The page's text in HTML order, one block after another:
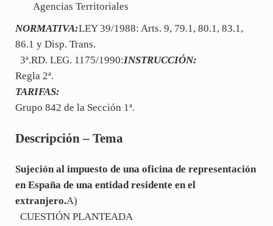
Agencias Territoriales
NORMATIVA:LEY 39/1988: Arts. 9, 79.1, 80.1, 83.1,
86.1 y Disp. Trans.
3ª.RD. LEG. 1175/1990:INSTRUCCIÓN:
Regla 2ª.
TARIFAS:
Grupo 842 de la Sección 1ª.
Descripción – Tema
Sujeción al impuesto de una oficina de representación
en España de una entidad residente en el
extranjero.A)
CUESTIÓN PLANTEADA